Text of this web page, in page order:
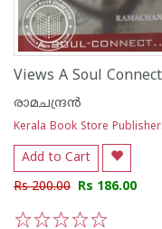
Views A Soul Connect
രാമചന്ദ്രന്‍
Kerala Book Store
Add to Cart
Rs 200.00 Rs 186.00